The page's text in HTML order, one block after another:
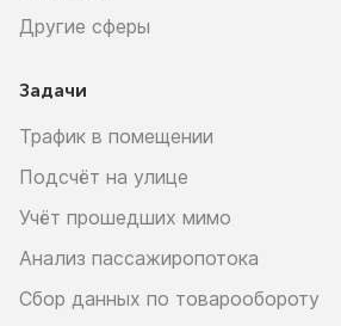
Другие сферы
Задачи
Трафик в помещении
Подсчёт на улице
Учёт прошедших мимо
Анализ пассажиропотока
Сбор данных по товарообороту